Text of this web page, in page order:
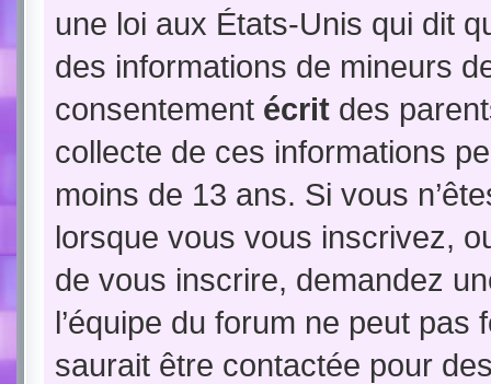
une loi aux États-Unis qui dit
des informations de mineurs
consentement écrit des
collecte de ces informations
moins de 13 ans. Si vous
lorsque vous vous inscrivez,
de vous inscrire, demandez
l’équipe du forum ne peut
saurait être contactée pour